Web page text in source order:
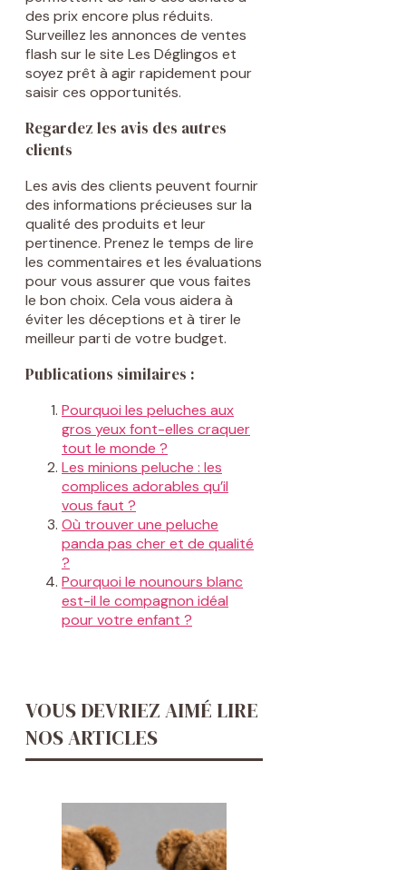
des prix encore plus réduits.
Surveillez les annonces de ventes
flash sur le site Les Déglingos et
soyez prêt à agir rapidement pour
saisir ces opportunités.
Regardez les avis des autres
clients
Les avis des clients peuvent fournir
des informations précieuses sur la
qualité des produits et leur
pertinence. Prenez le temps de lire
les commentaires et les évaluations
pour vous assurer que vous faites
le bon choix. Cela vous aidera à
éviter les déceptions et à tirer le
meilleur parti de votre budget.
Publications similaires :
Pourquoi les peluches aux
gros yeux font-elles craquer
tout le monde ?
Les minions peluche : les
complices adorables qu’il
vous faut ?
Où trouver une peluche
panda pas cher et de qualité
?
Pourquoi le nounours blanc
est-il le compagnon idéal
pour votre enfant ?
VOUS DEVRIEZ AIMÉ LIRE
NOS ARTICLES